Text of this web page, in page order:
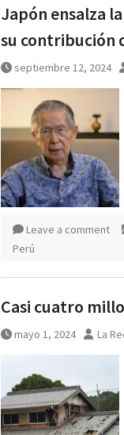
Japón ensalza
su contribución
septiembre 12, 2024
Leave a comment
Perú
Casi cuatro
mayo 1, 2024 La